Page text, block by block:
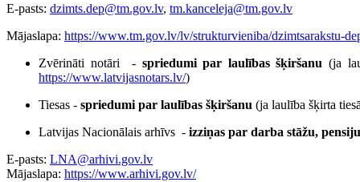
E-pasts: dzimts.dep@tm.gov.lv, tm.kanceleja@tm.gov.lv
Mājaslapa: https://www.tm.gov.lv/lv/strukturvieniba/dzimtsarakstu-
Zvērināti notāri - spriedumi par laulības šķiršanu(ja
https://www.latvijasnotars.lv/)
Tiesas - spriedumi par laulības šķiršanu (ja laulība šķirta
Latvijas Nacionālais arhīvs - izziņas par darba stāžu, pensiju
E-pasts: LNA@arhivi.gov.lv
Mājaslapa: https://www.arhivi.gov.lv/